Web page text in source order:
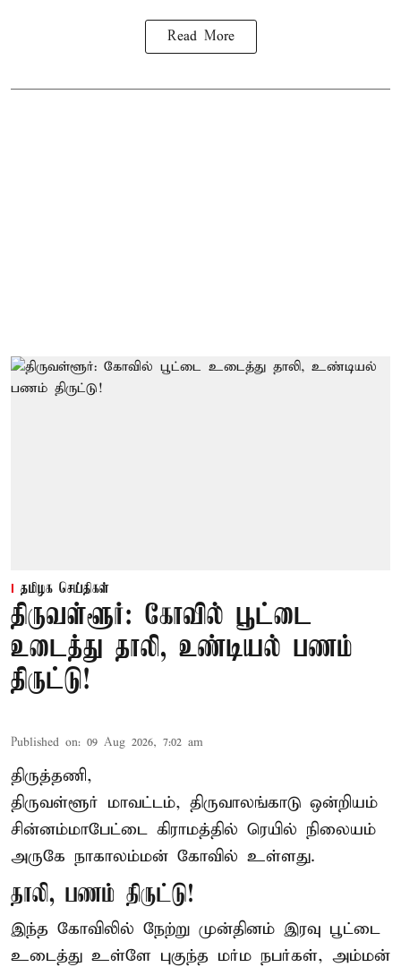
Read More
தமிழக செய்திகள்
திருவள்ளூர்: கோவில் பூட்டை
உடைத்து தாலி, உண்டியல் பணம்
திருட்டு!
Published on: 09 Aug 2026, 7:02 am
திருத்தணி,
திருவள்ளூர் மாவட்டம், திருவாலங்காடு ஒன்றியம்
சின்னம்மாபேட்டை கிராமத்தில் ரெயில் நிலையம்
அருகே நாகாலம்மன் கோவில் உள்ளது.
தாலி, பணம் திருட்டு!
இந்த கோவிலில் நேற்று முன்தினம் இரவு பூட்டை
உடைத்து உள்ளே புகுந்த மர்ம நபர்கள், அம்மன்